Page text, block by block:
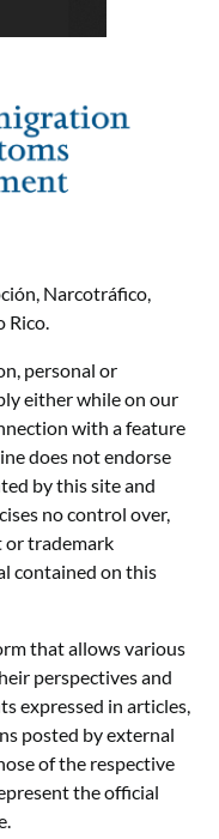
Narcotráfico,
Rico.
personal or
either while on our
with a feature
does not endorse
by this site and
no control over,
or trademark
contained on this
that allows various
perspectives and
expressed in articles,
posted by external
of the respective
the official